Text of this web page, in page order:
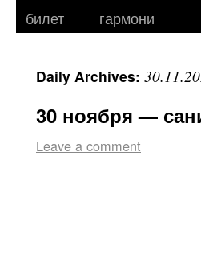
билет
гармони
Daily Archives:
30 ноября —
Leave a comment